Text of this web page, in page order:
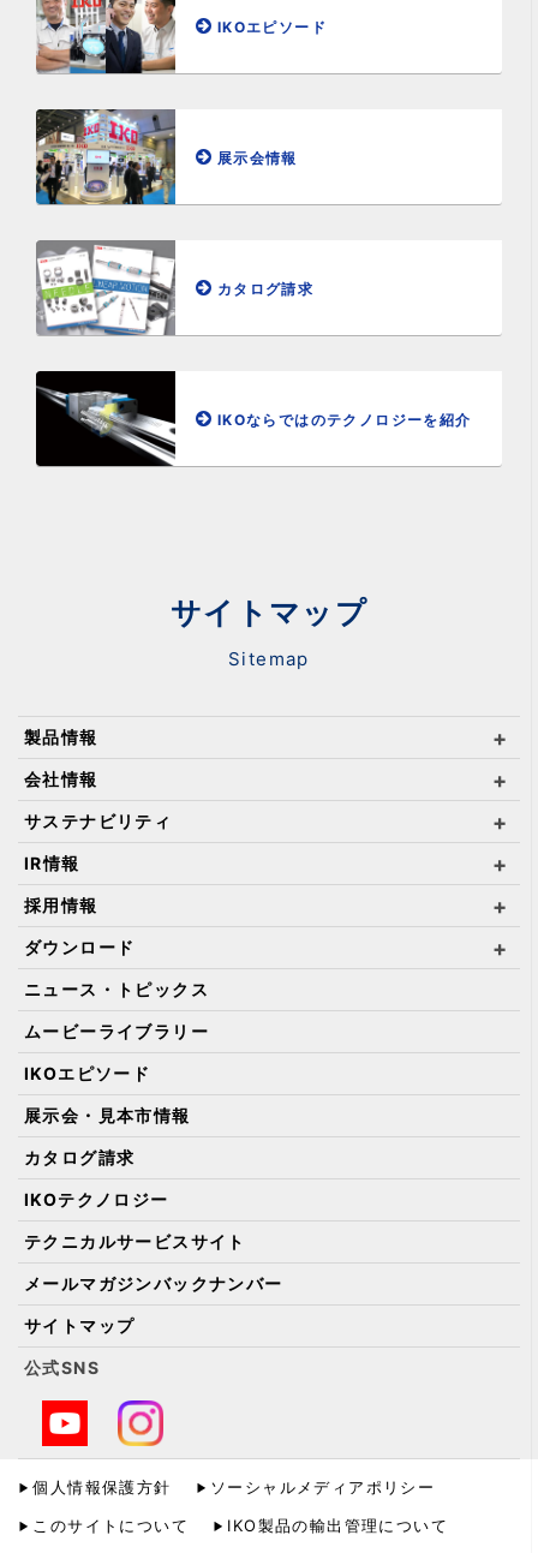
IKOエピソード
展示会情報
カタログ請求
IKOならではのテクノロジーを紹介
サイトマップ
Sitemap
製品情報
会社情報
サステナビリティ
IR情報
採用情報
ダウンロード
ニュース・トピックス
ムービーライブラリー
IKOエピソード
展示会・見本市情報
カタログ請求
IKOテクノロジー
テクニカルサービスサイト
メールマガジンバックナンバー
サイトマップ
公式SNS
個人情報保護方針
ソーシャルメディアポリシー
このサイトについて
IKO製品の輸出管理について